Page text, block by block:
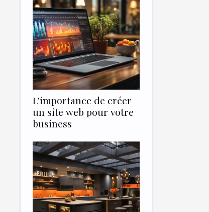
L’importance de créer
un site web pour votre
business